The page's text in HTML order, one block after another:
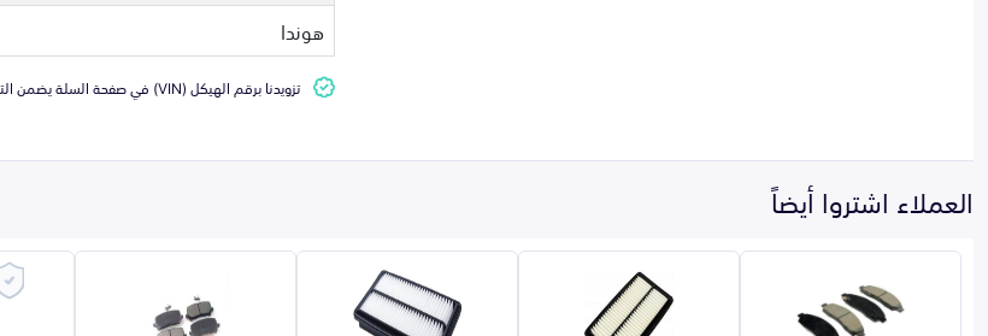
هوندا
تزويدنا برقم الهيكل (VIN) في صفحة السلة يضمن التطابق التام للقطعة مع سيارتك
العملاء اشتروا أيضاً